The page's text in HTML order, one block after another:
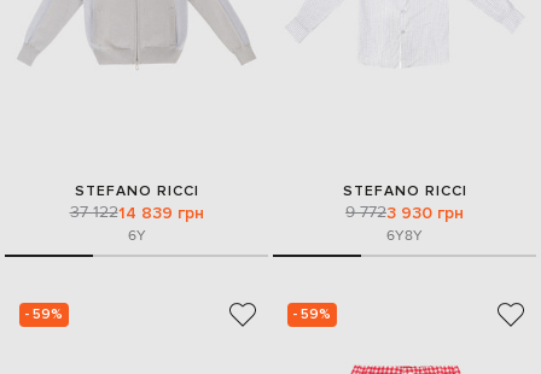
STEFANO RICCI
37 12214 839 грн
6Y
STEFANO RICCI
9 7723 930 грн
6Y8Y
- 59% - 59%